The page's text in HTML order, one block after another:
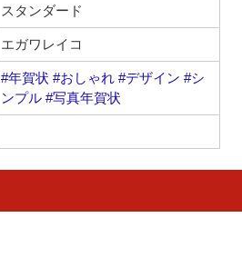
スタンダード
エガワレイコ
#年賀状 #おしゃれ #デザイン #シ
ンプル #写真年賀状